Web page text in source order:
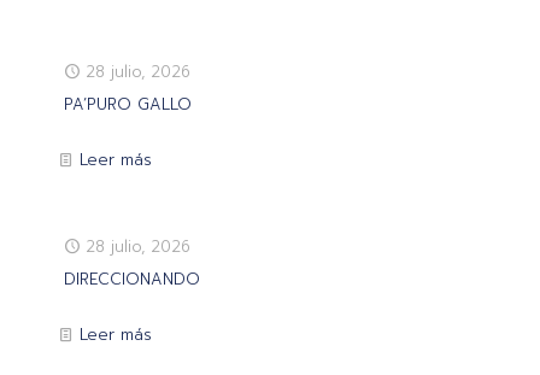
28 julio, 2026
PA’PURO GALLO
Leer más
28 julio, 2026
DIRECCIONANDO
Leer más